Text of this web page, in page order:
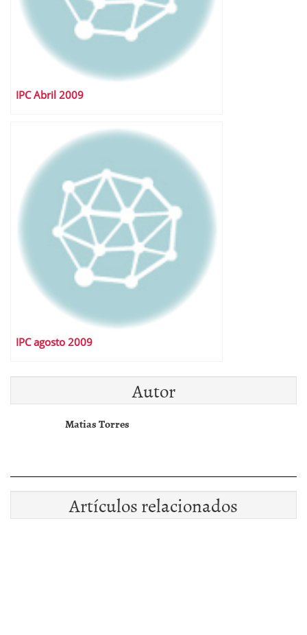
IPC Abril 2009
IPC agosto 2009
Autor
Matias Torres
Artículos relacionados